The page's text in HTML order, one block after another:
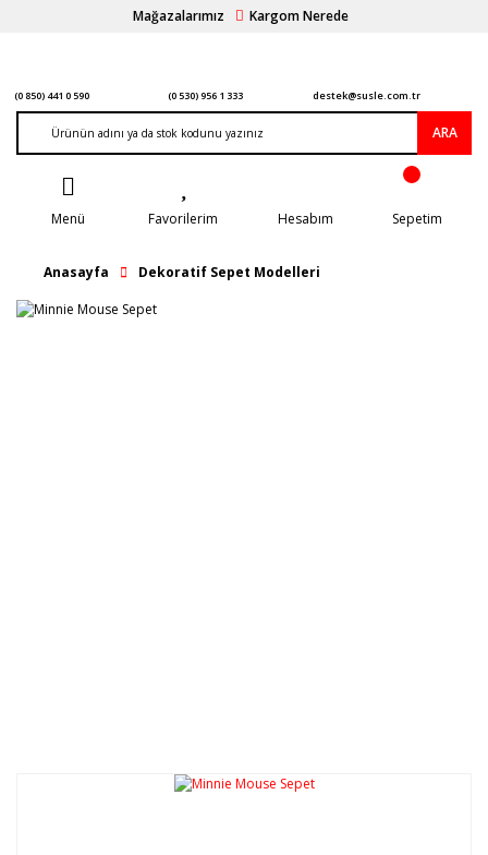
Mağazalarımız Kargom Nerede
(0 850) 441 0 590 (0 530) 956 1 333 destek@susle.com.tr
ARA
Menü Favorilerim Hesabım Sepetim
Anasayfa Dekoratif Sepet Modelleri